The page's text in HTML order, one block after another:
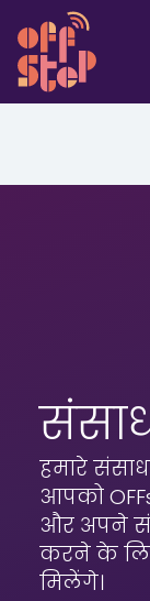
हमारे
आपको
और अपने
करने के
मिलेंगे।